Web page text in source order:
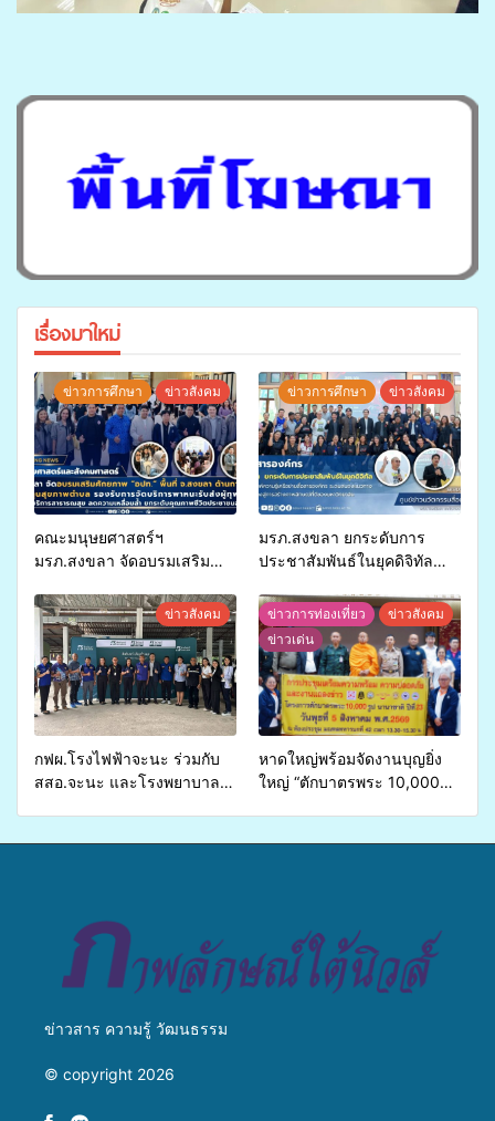
เรื่องมาใหม่
ข่าวการศึกษา ข่าวสังคม
คณะมนุษยศาสตร์ฯ
มรภ.สงขลา จัดอบรมเสริม
จ่ายงบกองทุนสุขภาพตำบล
รองรับการจัดบริการพาหนะรับ
ส่งผู้ทุพพลภาพเพื่อเข้ารับ
บริการสาธารณสุข ลดความ
เหลื่อมล้ำ ยกระดับคุณภาพ
ชีวิตประชาชนอย่างยั่งยืน
ข่าวการศึกษา ข่าวสังคม
มรภ.สงขลา ยกระดับการ
ประชาสัมพันธ์ในยุคดิจิทัล
ข่ายสื่อสารองค์กร ระดมสมอง
วางแนวทางการทำงาน ปูทาง
สู่การสร้างภาพลักษณ์ที่ดีของ
มหาวิทยาลัย
ข่าวสังคม
กฟผ.โรงไฟฟ้าจะนะ ร่วมกับ
สสอ.จะนะ และโรงพยาบาล
ข่าวการท่องเที่ยว
ข่าวสังคม
ข่าวเด่น
หาดใหญ่พร้อมจัดงานบุญยิ่ง
ใหญ่ “ตักบาตรพระ 10,000
ข่าวสาร ความรู้ วัฒนธรรม
© copyright 2026